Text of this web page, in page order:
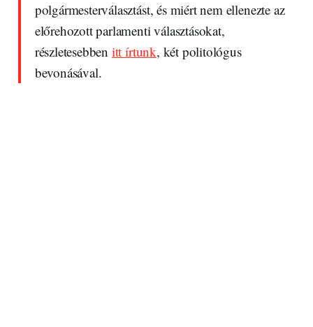
polgármesterválasztást, és miért nem ellenezte az
előrehozott parlamenti választásokat,
részletesebben itt írtunk, két politológus
bevonásával.